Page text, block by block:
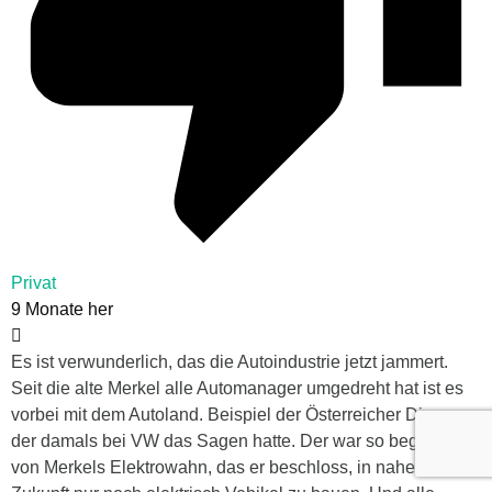
Privat
9 Monate her
Es ist verwunderlich, das die Autoindustrie jetzt jammert.
Seit die alte Merkel alle Automanager umgedreht hat ist es
vorbei mit dem Autoland. Beispiel der Österreicher Diess,
der damals bei VW das Sagen hatte. Der war so begeistert
von Merkels Elektrowahn, das er beschloss, in naher